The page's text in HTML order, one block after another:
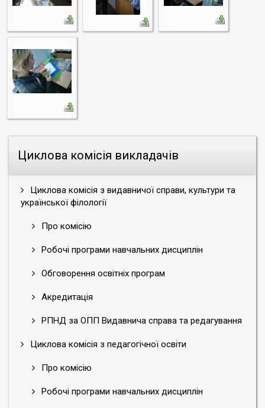
Циклова комісія викладачів
Циклова комісія з видавничої справи, культури та
української філології
Про комісію
Робочі програми навчальних дисциплін
Обговорення освітніх програм
Акредитація
РПНД за ОПП Видавнича справа та редагування
Циклова комісія з педагогічної освіти
Про комісію
Робочі програми навчальних дисциплін